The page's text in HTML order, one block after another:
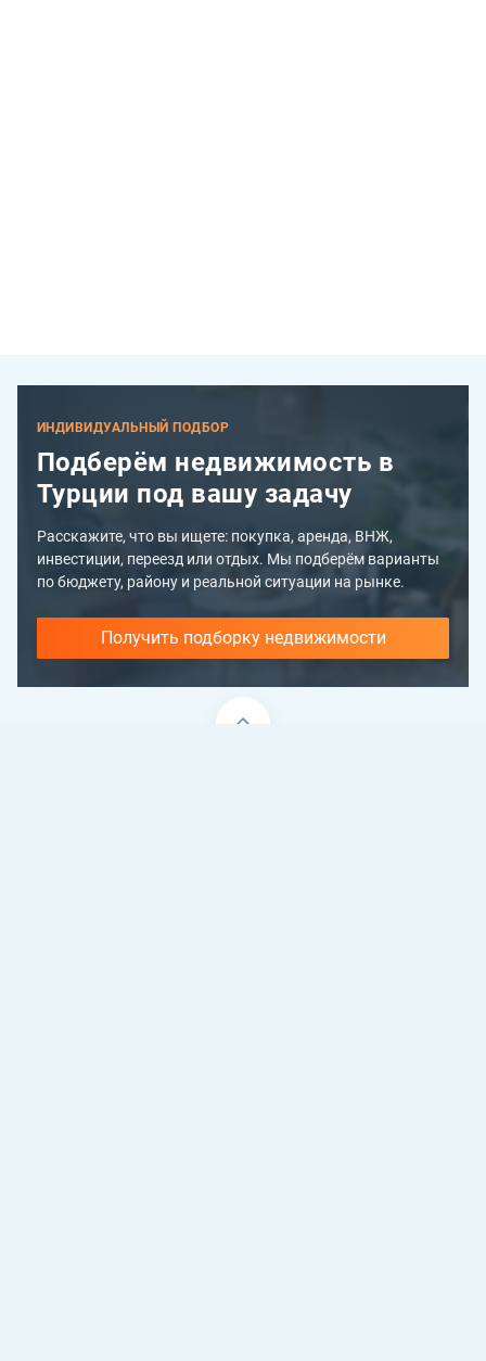
ИНДИВИДУАЛЬНЫЙ ПОДБОР
Подберём недвижимость в
Турции под вашу задачу
Расскажите, что вы ищете: покупка, аренда, ВНЖ,
инвестиции, переезд или отдых. Мы подберём варианты
по бюджету, району и реальной ситуации на рынке.
Получить подборку недвижимости